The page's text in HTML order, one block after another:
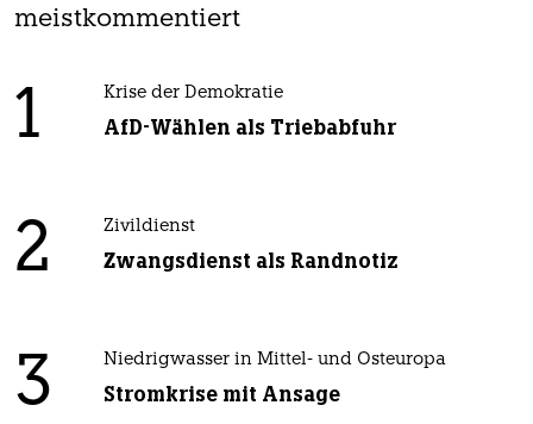
meistkommentiert
1 Krise der Demokratie
AfD-Wählen als Triebabfuhr
2 Zivildienst
Zwangsdienst als Randnotiz
3 Niedrigwasser in Mittel- und Osteuropa
Stromkrise mit Ansage